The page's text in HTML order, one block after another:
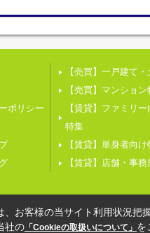
ポリシー
【売買】一戸建て
【売買】マンション
【賃貸】ファミリ
特集
【賃貸】単身者向
【賃貸】店舗・事
、お客様の当サイト利用状況把
社の 「Cookieの取扱いについて」 を